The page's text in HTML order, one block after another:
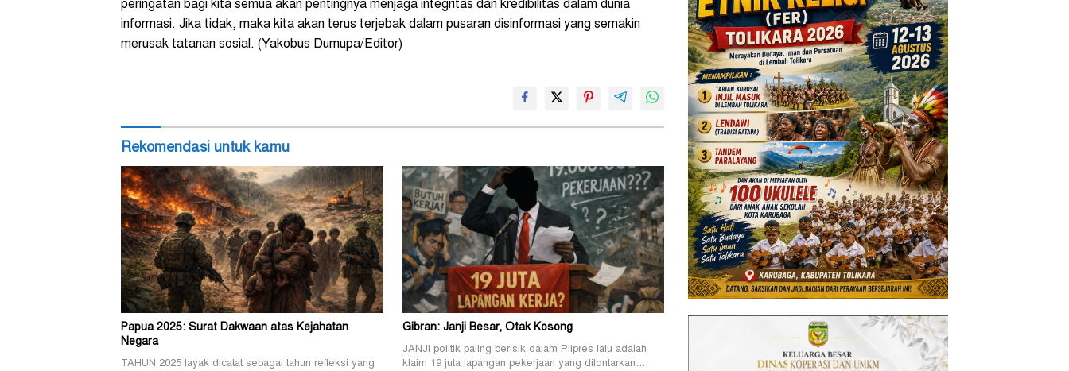
peringatan bagi kita semua akan pentingnya menjaga integritas dan kredibilitas dalam dunia
informasi. Jika tidak, maka kita akan terus terjebak dalam pusaran disinformasi yang semakin
merusak tatanan sosial. (Yakobus Dumupa/Editor)
Rekomendasi untuk kamu
Papua 2025: Surat Dakwaan atas Kejahatan
Negara
TAHUN 2025 layak dicatat sebagai tahun refleksi yang
Gibran: Janji Besar, Otak Kosong
JANJI politik paling berisik dalam Pilpres lalu adalah
klaim 19 juta lapangan pekerjaan yang dilontarkan…